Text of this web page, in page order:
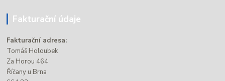
Fakturační údaje
Fakturační adresa:
Tomáš Holoubek
Za Horou 464
Říčany u Brna